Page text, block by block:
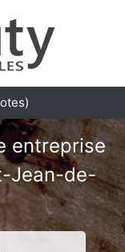
entreprise
Jean-de-